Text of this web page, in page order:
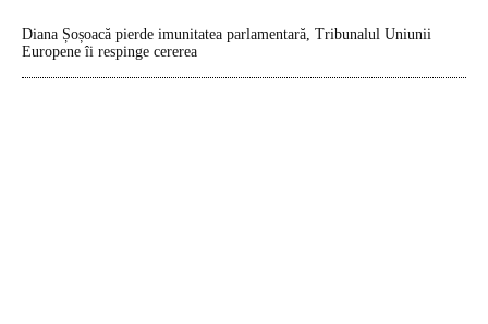
Diana Șoșoacă pierde imunitatea parlamentară, Tribunalul Uniunii
Europene îi respinge cererea